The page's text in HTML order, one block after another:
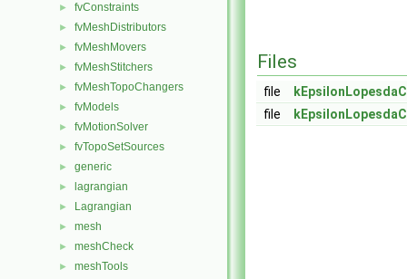
► fvConstraints
► fvMeshDistributors
► fvMeshMovers
► fvMeshStitchers
► fvMeshTopoChangers
► fvModels
► fvMotionSolver
► fvTopoSetSources
► generic
► lagrangian
► Lagrangian
► mesh
► meshCheck
► meshTools
Files
file
file